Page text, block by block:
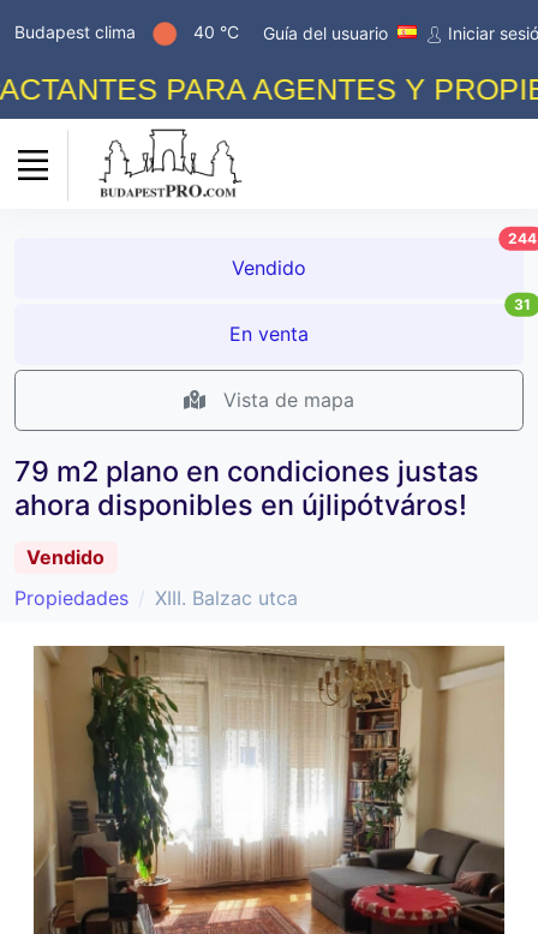
Budapest clima 40 °C Guía del usuario Iniciar
PARA AGENTES Y
Vendido
244
En venta
31
Vista de mapa
79 m2 plano en condiciones justas
ahora disponibles en újlipótváros!
Vendido
Propiedades
XIII. Balzac utca